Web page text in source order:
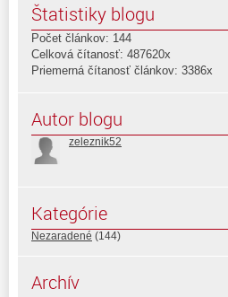
Štatistiky blogu
Počet článkov: 144
Celková čítanosť: 487620x
Priemerná čítanosť článkov: 3386x
Autor blogu
zeleznik52
Kategórie
Nezaradené (144)
Archív